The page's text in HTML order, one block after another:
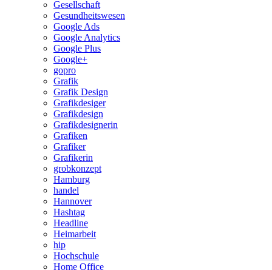
Gesellschaft
Gesundheitswesen
Google Ads
Google Analytics
Google Plus
Google+
gopro
Grafik
Grafik Design
Grafikdesiger
Grafikdesign
Grafikdesignerin
Grafiken
Grafiker
Grafikerin
grobkonzept
Hamburg
handel
Hannover
Hashtag
Headline
Heimarbeit
hip
Hochschule
Home Office